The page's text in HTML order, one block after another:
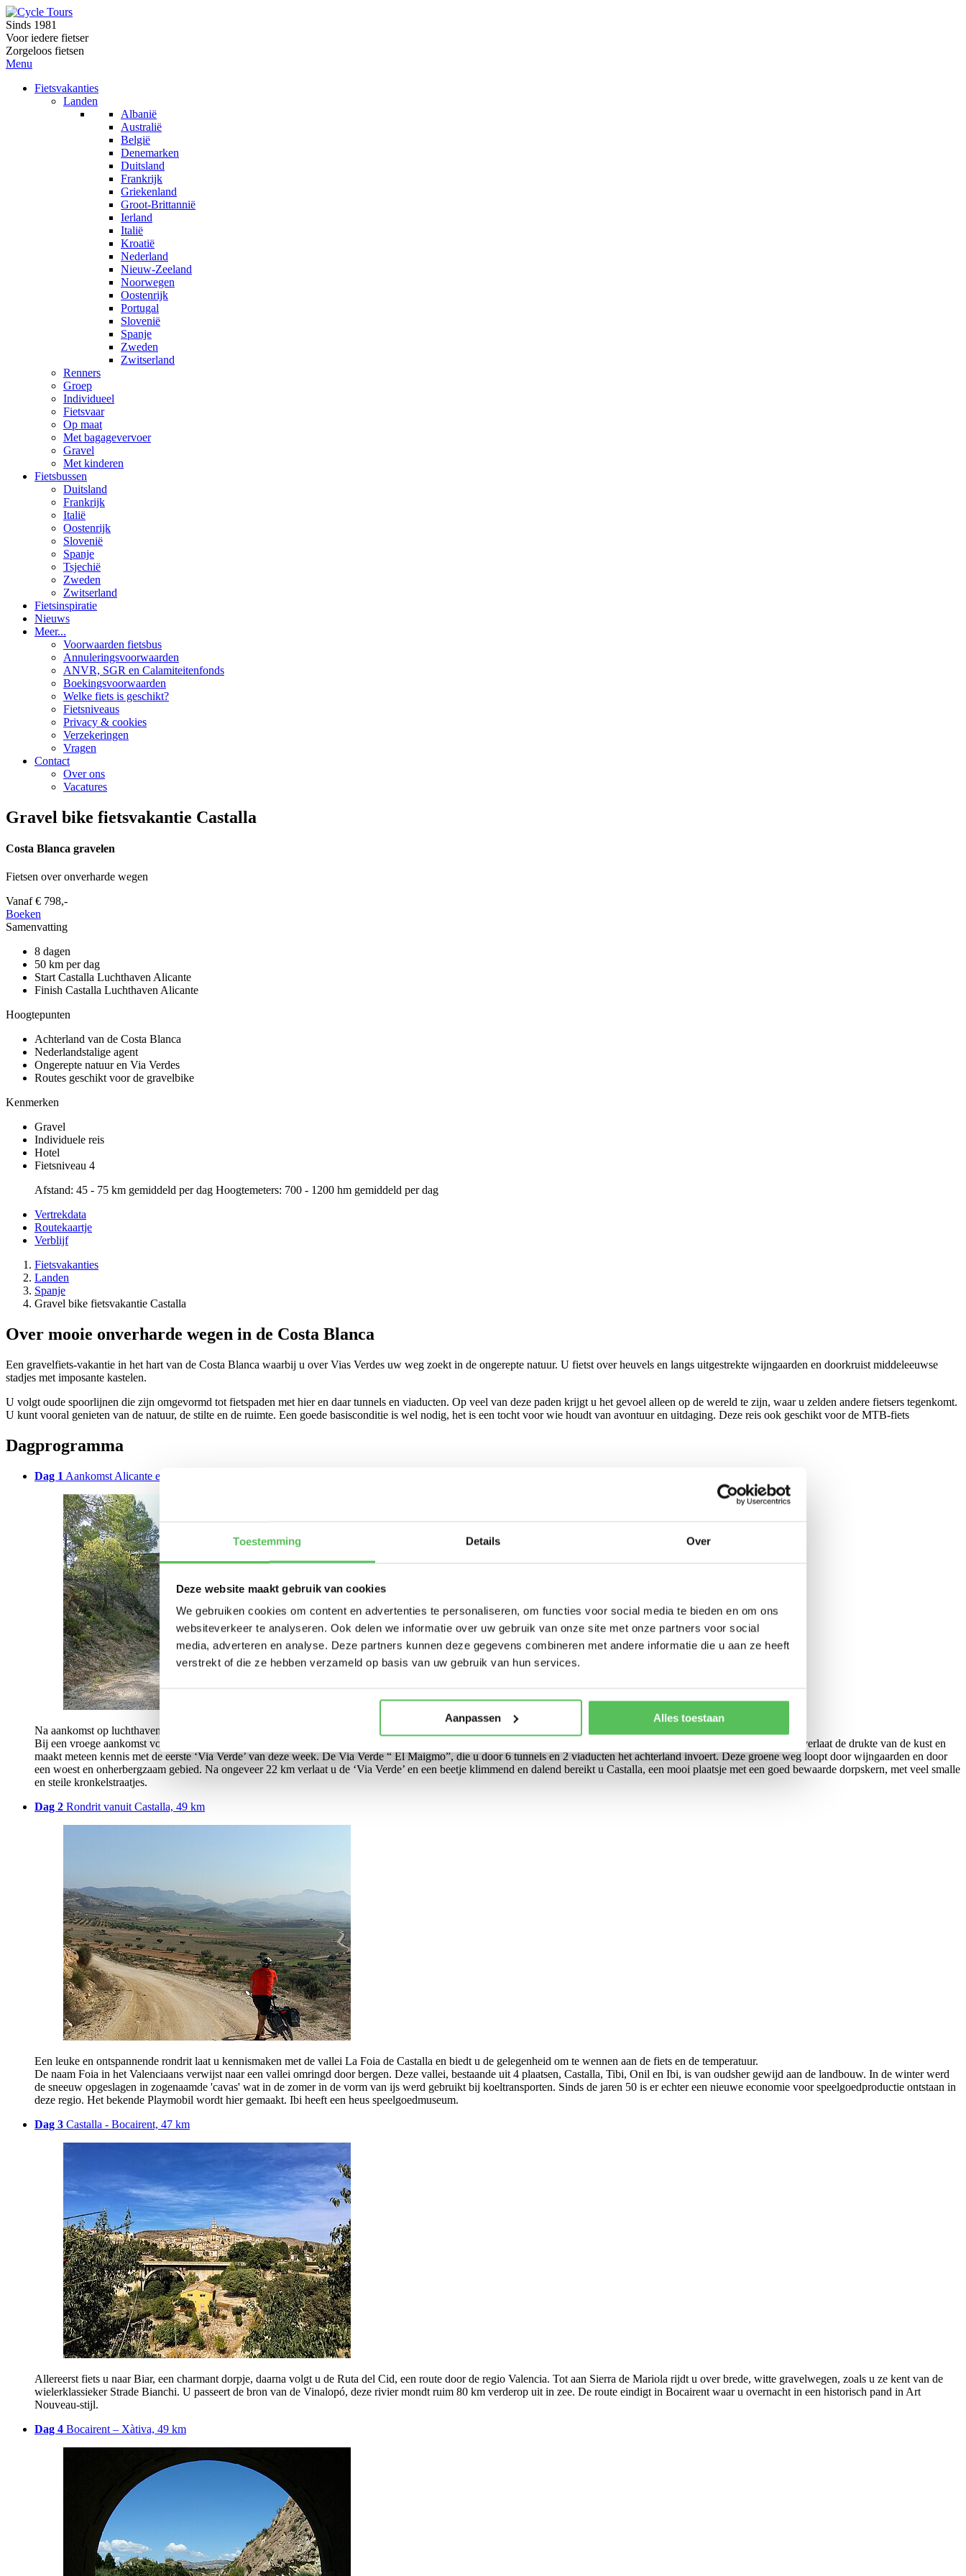
Toestemming Details Over
Deze website maakt gebruik van cookies
We gebruiken cookies om content en advertenties te personaliseren, om functies voor social media te bieden en om ons
websiteverkeer te analyseren. Ook delen we informatie over uw gebruik van onze site met onze partners voor social
media, adverteren en analyse. Deze partners kunnen deze gegevens combineren met andere informatie die u aan ze heeft
verstrekt of die ze hebben verzameld op basis van uw gebruik van hun services.
Aanpassen Alles toestaan
Sinds 1981
Voor iedere fietser
Zorgeloos fietsen
Menu
Fietsvakanties
Landen
Albanië
Australië
België
Denemarken
Duitsland
Frankrijk
Griekenland
Groot-Brittannië
Ierland
Italië
Kroatië
Nederland
Nieuw-Zeeland
Noorwegen
Oostenrijk
Portugal
Slovenië
Spanje
Zweden
Zwitserland
Renners
Groep
Individueel
Fietsvaar
Op maat
Met bagagevervoer
Gravel
Met kinderen
Fietsbussen
Duitsland
Frankrijk
Italië
Oostenrijk
Slovenië
Spanje
Tsjechië
Zweden
Zwitserland
Fietsinspiratie
Nieuws
Meer...
Voorwaarden fietsbus
Annuleringsvoorwaarden
ANVR, SGR en Calamiteitenfonds
Boekingsvoorwaarden
Welke fiets is geschikt?
Fietsniveaus
Privacy & cookies
Verzekeringen
Vragen
Contact
Over ons
Vacatures
Gravel bike fietsvakantie Castalla
Costa Blanca gravelen
Fietsen over onverharde wegen
Vanaf € 798,-
Boeken
Samenvatting
8 dagen
50 km per dag
Start Castalla Luchthaven Alicante
Finish Castalla Luchthaven Alicante
Hoogtepunten
Achterland van de Costa Blanca
Nederlandstalige agent
Ongerepte natuur en Via Verdes
Routes geschikt voor de gravelbike
Kenmerken
Gravel
Individuele reis
Hotel
Fietsniveau 4
Afstand: 45 - 75 km gemiddeld per dag Hoogtemeters: 700 - 1200 hm gemiddeld per dag
Vertrekdata
Routekaartje
Verblijf
Fietsvakanties
Landen
Spanje
Gravel bike fietsvakantie Castalla
Over mooie onverharde wegen in de Costa Blanca
Een gravelfiets-vakantie in het hart van de Costa Blanca waarbij u over Vias Verdes uw weg zoekt in de ongerepte natuur. U fietst over heuvels en langs uitgestrekte wijngaarden en doorkruist middeleeuwse
stadjes met imposante kastelen.
U volgt oude spoorlijnen die zijn omgevormd tot fietspaden met hier en daar tunnels en viaducten. Op veel van deze paden krijgt u het gevoel alleen op de wereld te zijn, waar u zelden andere fietsers tegenkomt.
U kunt vooral genieten van de natuur, de stilte en de ruimte. Een goede basisconditie is wel nodig, het is een tocht voor wie houdt van avontuur en uitdaging. Deze reis ook geschikt voor de MTB-fiets
Dagprogramma
Dag 1 Aankomst Alicante en transfer of fietsen naar Castalla 60 km.
Na aankomst op luchthaven Alicante wordt u opgewacht door onze lokale vertegenwoordiger. Vervolgens volgt een transfer vanaf het vliegveld naar Castalla.
Bij een vroege aankomst volgt een korte autorit, weg van de drukte, van de luchthaven/stad. Vervolgens ontvangt u uw huurfiets en kunt u direct beginnen met fietsen. U verlaat de drukte van de kust en
maakt meteen kennis met de eerste ‘Via Verde’ van deze week. De Via Verde “ El Maigmo”, die u door 6 tunnels en 2 viaducten het achterland invoert. Deze groene weg loopt door wijngaarden en door
een woest en onherbergzaam gebied. Na ongeveer 22 km verlaat u de ‘Via Verde’ en een beetje klimmend en dalend bereikt u Castalla, een mooi plaatsje met een goed bewaarde dorpskern, met veel smalle
en steile kronkelstraatjes.
Dag 2 Rondrit vanuit Castalla, 49 km
Een leuke en ontspannende rondrit laat u kennismaken met de vallei La Foia de Castalla en biedt u de gelegenheid om te wennen aan de fiets en de temperatuur.
De naam Foia in het Valenciaans verwijst naar een vallei omringd door bergen. Deze vallei, bestaande uit 4 plaatsen, Castalla, Tibi, Onil en Ibi, is van oudsher gewijd aan de landbouw. In de winter werd
de sneeuw opgeslagen in zogenaamde 'cavas' wat in de zomer in de vorm van ijs werd gebruikt bij koeltransporten. Sinds de jaren 50 is er echter een nieuwe economie voor speelgoedproductie ontstaan in
deze regio. Het bekende Playmobil wordt hier gemaakt. Ibi heeft een heus speelgoedmuseum.
Dag 3 Castalla - Bocairent, 47 km
Allereerst fiets u naar Biar, een charmant dorpje, daarna volgt u de Ruta del Cid, een route door de regio Valencia. Tot aan Sierra de Mariola rijdt u over brede, witte gravelwegen, zoals u ze kent van de
wielerklassieker Strade Bianchi. U passeert de bron van de Vinalopó, deze rivier mondt ruim 80 km verderop uit in zee. De route eindigt in Bocairent waar u overnacht in een historisch pand in Art
Nouveau-stijl.
Dag 4 Bocairent – Xàtiva, 49 km